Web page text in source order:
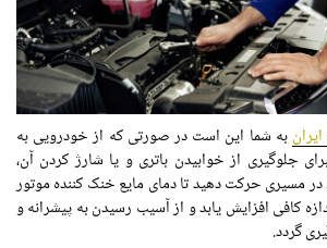
به شما این است در صورتی که از خودرویی به
جلوگیری از خوابیدن باتری و یا شارژ کردن آن،
در مسیری حرکت دهید تا دمای مایع خنک کننده موتور
کافی افزایش یابد و از آسیب رسیدن به پیشرانه و
گردد.